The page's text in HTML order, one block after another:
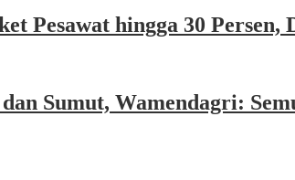
Pesawat hingga 30
Sumut, Wamendagri: